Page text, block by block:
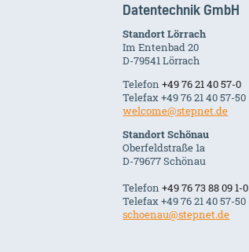
Datentechnik GmbH
Standort Lörrach
Im Entenbad 20
D-79541 Lörrach
Telefon+49 76 21 40 57-0
Telefax +49 76 21 40 57-50
welcome@stepnet.de
Standort Schönau
Oberfeldstraße 1a
D-79677 Schönau
Telefon+49 76 73 88 09 1-0
Telefax +49 76 21 40 57-50
schoenau@stepnet.de